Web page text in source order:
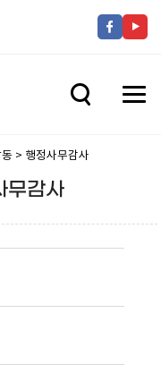
전체메뉴 닫기
> 행정사무감사
무감사